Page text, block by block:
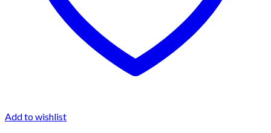
Add to wishlist